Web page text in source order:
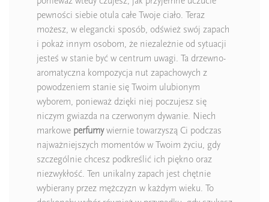
pewności siebie otula całe Twoje ciało. Teraz
możesz, w elegancki sposób, odśwież swój zapach
i pokaż innym osobom, że niezależnie od sytuacji
jesteś w stanie być w centrum uwagi. Ta drzewno-
aromatyczna kompozycja nut zapachowych z
powodzeniem stanie się Twoim ulubionym
wyborem, ponieważ dzięki niej poczujesz się
niczym gwiazda na czerwonym dywanie. Niech
markowe perfumywiernie towarzyszą Ci podczas
najważniejszych momentów w Twoim życiu, gdy
szczególnie chcesz podkreślić ich piękno oraz
niezwykłość. Ten unikalny zapach jest chętnie
wybierany przez mężczyzn w każdym wieku. To